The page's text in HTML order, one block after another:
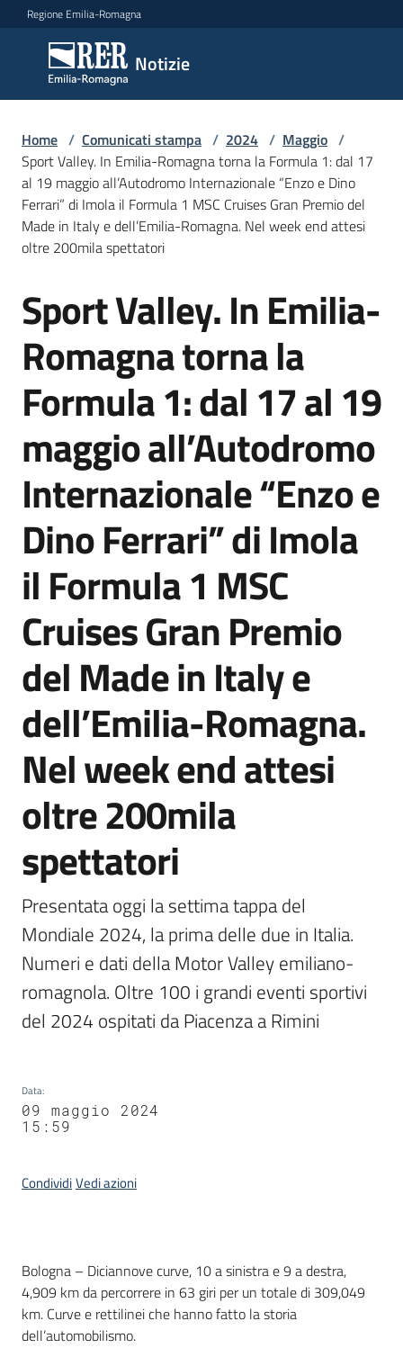
Vai al contenuto
Vai alla navigazione
Vai al footer
Regione Emilia-Romagna
Notizie
Notizie
Comunicati
stampa
Menu selezionato
Cerca
un
comunicato
Risorse
Agenzia
di
informazione
e
comunicazione
Seguici
su
Home / Comunicati stampa / 2024 / Maggio /
Sport Valley. In Emilia-Romagna torna la Formula 1: dal 17
al 19 maggio all’Autodromo Internazionale “Enzo e Dino
Ferrari” di Imola il Formula 1 MSC Cruises Gran Premio del
Made in Italy e dell’Emilia-Romagna. Nel week end attesi
oltre 200mila spettatori
Salta al contenuto
Sport Valley. In Emilia-
Romagna torna la
Formula 1: dal 17 al 19
maggio all’Autodromo
Internazionale “Enzo e
Dino Ferrari” di Imola
il Formula 1 MSC
Cruises Gran Premio
del Made in Italy e
dell’Emilia-Romagna.
Nel week end attesi
oltre 200mila
spettatori
Presentata oggi la settima tappa del
Mondiale 2024, la prima delle due in Italia.
Numeri e dati della Motor Valley emiliano-
romagnola. Oltre 100 i grandi eventi sportivi
del 2024 ospitati da Piacenza a Rimini
Data:
09 maggio 2024
15:59
CondividiVedi azioni
Contenuto
Bologna – Diciannove curve, 10 a sinistra e 9 a destra,
4,909 km da percorrere in 63 giri per un totale di 309,049
km. Curve e rettilinei che hanno fatto la storia
dell’automobilismo.